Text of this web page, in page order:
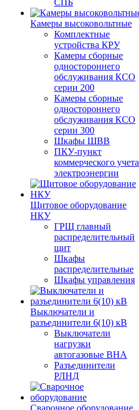
СПБ
Камеры высоковольтные
Комплектные
устройства КРУ
Камеры сборные
одностороннего
обслуживания КСО
серии 200
Камеры сборные
одностороннего
обслуживания КСО
серии 300
Шкафы ШВВ
ПКУ-пункт
коммерческого учета
электроэнергии
Щитовое оборудование
НКУ
ГРЩ главный
распределительный
щит
Шкафы
распределительные
Шкафы управления
Выключатели и
разъединители 6(10) кВ
Выключатели
нагрузки
автогазовые ВНА
Разъединители
РЛНД
Сварочное оборудование